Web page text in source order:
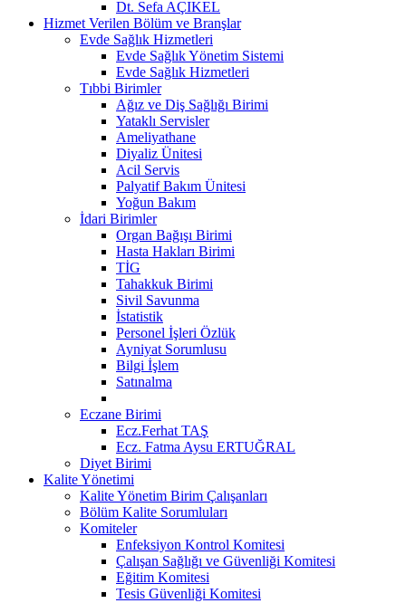
Dt. Sefa AÇIKEL
Hizmet Verilen Bölüm ve Branşlar
Evde Sağlık Hizmetleri
Evde Sağlık Yönetim Sistemi
Evde Sağlık Hizmetleri
Tıbbi Birimler
Ağız ve Diş Sağlığı Birimi
Yataklı Servisler
Ameliyathane
Diyaliz Ünitesi
Acil Servis
Palyatif Bakım Ünitesi
Yoğun Bakım
İdari Birimler
Organ Bağışı Birimi
Hasta Hakları Birimi
TİG
Tahakkuk Birimi
Sivil Savunma
İstatistik
Personel İşleri Özlük
Ayniyat Sorumlusu
Bilgi İşlem
Satınalma
Eczane Birimi
Ecz.Ferhat TAŞ
Ecz. Fatma Aysu ERTUĞRAL
Diyet Birimi
Kalite Yönetimi
Kalite Yönetim Birim Çalışanları
Bölüm Kalite Sorumluları
Komiteler
Enfeksiyon Kontrol Komitesi
Çalışan Sağlığı ve Güvenliği Komitesi
Eğitim Komitesi
Tesis Güvenliği Komitesi